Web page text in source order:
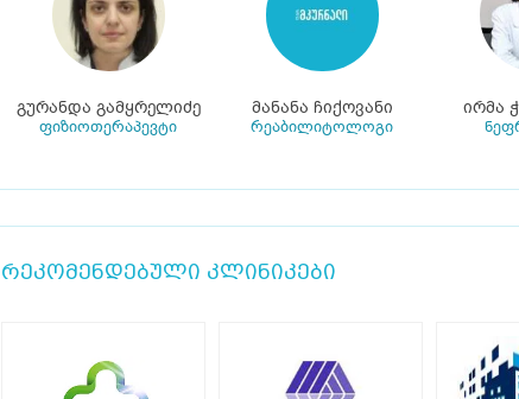
გურანდა გამყრელიძე
ფიზიოთერაპევტი
მანანა ჩიქოვანი
რეაბილიტოლოგი
ირმა
რეკომენდებული კლინიკები